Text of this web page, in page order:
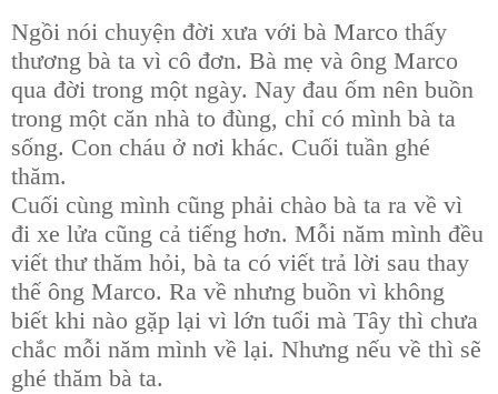
Ngồi nói chuyện đời xưa với bà Marco thấy
thương bà ta vì cô đơn. Bà mẹ và ông Marco
qua đời trong một ngày. Nay đau ốm nên buồn
trong một căn nhà to đùng, chỉ có mình bà ta
sống. Con cháu ở nơi khác. Cuối tuần ghé
thăm.
Cuối cùng mình cũng phải chào bà ta ra về vì
đi xe lửa cũng cả tiếng hơn. Mỗi năm mình đều
viết thư thăm hỏi, bà ta có viết trả lời sau thay
thế ông Marco. Ra về nhưng buồn vì không
biết khi nào gặp lại vì lớn tuổi mà Tây thì chưa
chắc mỗi năm mình về lại. Nhưng nếu về thì sẽ
ghé thăm bà ta.